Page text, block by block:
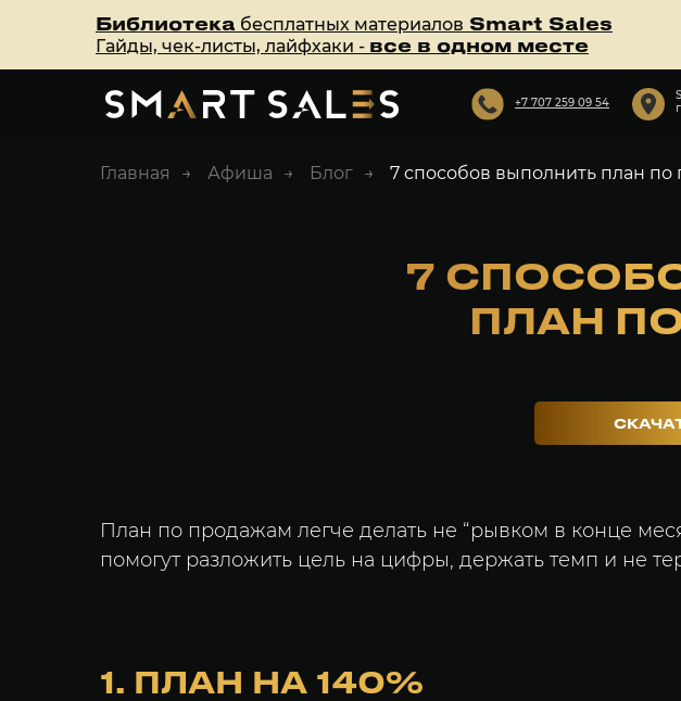
+7 707 259 09 54
Библиотека бесплатных материалов Smart Sales
Гайды, чек-листы, лайфхаки - все в одном месте
Главная → Афиша → Блог → 7 способов выполнить план по
7
ПЛАН
План по продажам легче делать не “рывком в конце
помогут разложить цель на цифры, держать темп и не
1. ПЛАН НА 140%